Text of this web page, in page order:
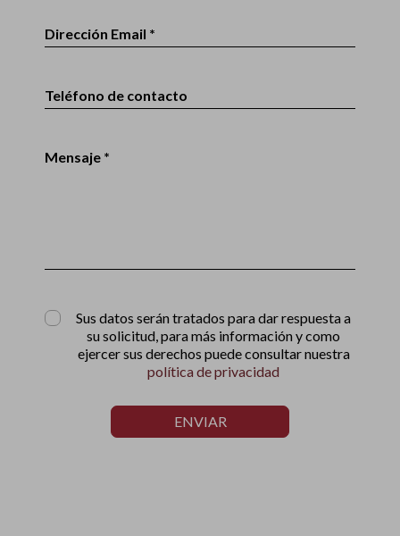
Dirección Email *
Teléfono de contacto
Mensaje *
Sus datos serán tratados para dar respuesta a
su solicitud, para más información y como
ejercer sus derechos puede consultar nuestra
política de privacidad
ENVIAR